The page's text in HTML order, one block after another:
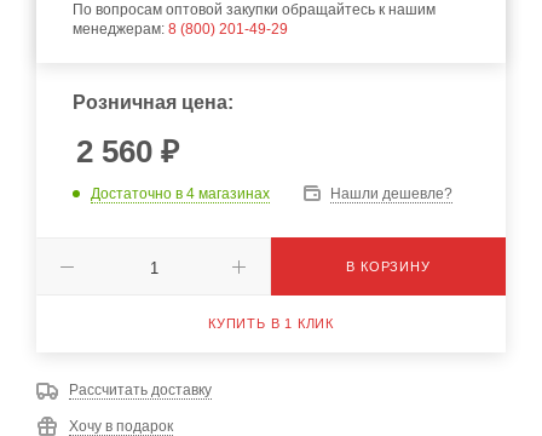
По вопросам оптовой закупки обращайтесь к нашим
менеджерам: 8 (800) 201-49-29
Розничная цена:
2 560 ₽
Достаточно в 4 магазинах Нашли дешевле?
В КОРЗИНУ
КУПИТЬ В 1 КЛИК
Рассчитать доставку
Хочу в подарок